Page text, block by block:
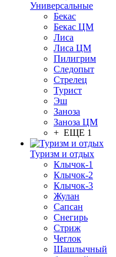
Универсальные
Бекас
Бекас ЦМ
Лиса
Лиса ЦМ
Пилигрим
Следопыт
Стрелец
Турист
Эш
Заноза
Заноза ЦМ
+ ЕЩЕ 1
Туризм и отдых
Клычок-1
Клычок-2
Клычок-3
Жулан
Сапсан
Снегирь
Стриж
Чеглок
Шашлычный